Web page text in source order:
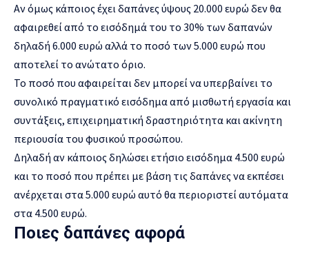
Αν όμως κάποιος έχει δαπάνες ύψους 20.000 ευρώ δεν θα
αφαιρεθεί από το εισόδημά του το 30% των δαπανών
δηλαδή 6.000 ευρώ αλλά το ποσό των 5.000 ευρώ που
αποτελεί το ανώτατο όριο.
Το ποσό που αφαιρείται δεν μπορεί να υπερβαίνει το
συνολικό πραγματικό εισόδημα από μισθωτή εργασία και
συντάξεις, επιχειρηματική δραστηριότητα και ακίνητη
περιουσία του φυσικού προσώπου.
Δηλαδή αν κάποιος δηλώσει ετήσιο εισόδημα 4.500 ευρώ
και το ποσό που πρέπει με βάση τις δαπάνες να εκπέσει
ανέρχεται στα 5.000 ευρώ αυτό θα περιοριστεί αυτόματα
στα 4.500 ευρώ.
Ποιες δαπάνες αφορά